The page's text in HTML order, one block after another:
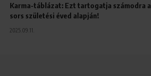
Karma-táblázat: Ezt tartogatja számodra a
sors születési éved alapján!
2025.09.11.